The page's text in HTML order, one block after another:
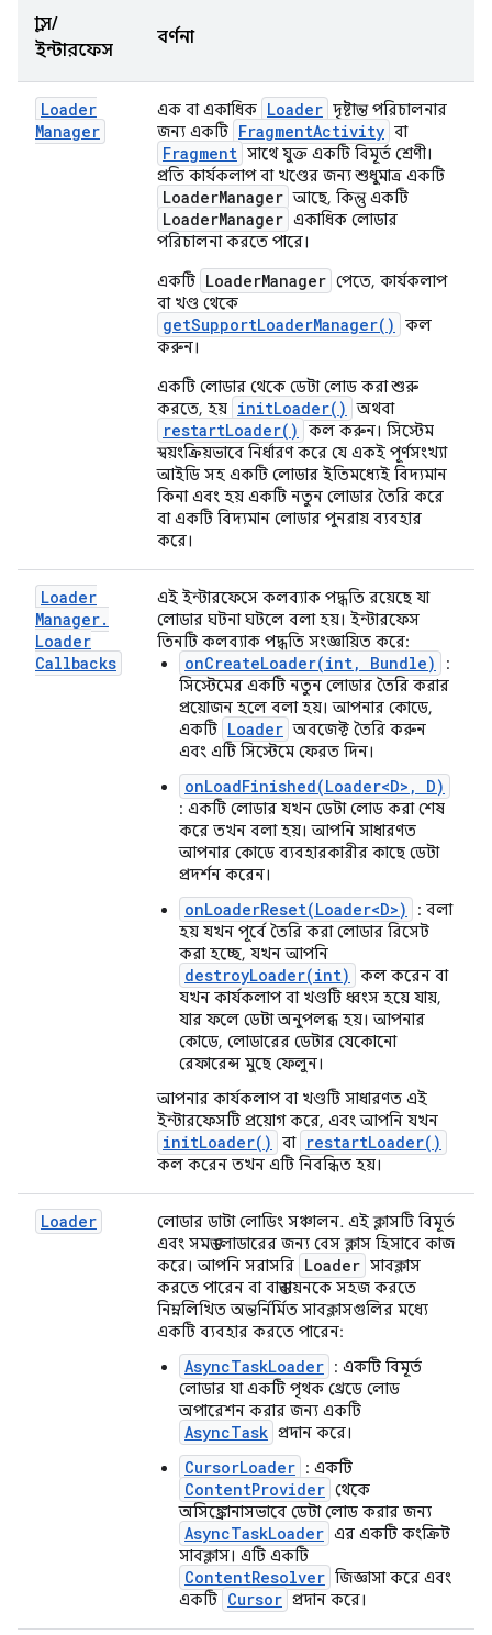
ক্লাস/
ইন্টারফেস
বর্ণনা
Loader
Manager
এক বা একাধিক Loader দৃষ্টান্ত পরিচালনার
জন্য একটি FragmentActivity বা
Fragment সাথে যুক্ত একটি বিমূর্ত শ্রেণী।
প্রতি কার্যকলাপ বা খণ্ডের জন্য শুধুমাত্র একটি
LoaderManager আছে, কিন্তু একটি
LoaderManager একাধিক লোডার
পরিচালনা করতে পারে।
একটি LoaderManager পেতে, কার্যকলাপ
বা খণ্ড থেকে
getSupportLoaderManager()
কল
করুন।
একটি লোডার থেকে ডেটা লোড করা শুরু
করতে, হয় initLoader() অথবা
restartLoader()
কল করুন। সিস্টেম
স্বয়ংক্রিয়ভাবে নির্ধারণ করে যে একই পূর্ণসংখ্যা
আইডি সহ একটি লোডার ইতিমধ্যেই বিদ্যমান
কিনা এবং হয় একটি নতুন লোডার তৈরি করে
বা একটি বিদ্যমান লোডার পুনরায় ব্যবহার
করে।
Loader
Manager.
Loader
Callbacks
এই ইন্টারফেসে কলব্যাক পদ্ধতি রয়েছে যা
লোডার ঘটনা ঘটলে বলা হয়। ইন্টারফেস
তিনটি কলব্যাক পদ্ধতি সংজ্ঞায়িত করে:
onCreateLoader(int, Bundle)
:
সিস্টেমের একটি নতুন লোডার তৈরি করার
প্রয়োজন হলে বলা হয়। আপনার কোডে,
একটি Loader অবজেক্ট তৈরি করুন
এবং এটি সিস্টেমে ফেরত দিন।
onLoadFinished(Loader<D>, D)
: একটি লোডার যখন ডেটা লোড করা শেষ
করে তখন বলা হয়। আপনি সাধারণত
আপনার কোডে ব্যবহারকারীর কাছে ডেটা
প্রদর্শন করেন।
onLoaderReset(Loader<D>)
: বলা
হয় যখন পূর্বে তৈরি করা লোডার রিসেট
করা হচ্ছে, যখন আপনি
destroyLoader(int)
কল করেন বা
যখন কার্যকলাপ বা খণ্ডটি ধ্বংস হয়ে যায়,
যার ফলে ডেটা অনুপলব্ধ হয়। আপনার
কোডে, লোডারের ডেটার যেকোনো
রেফারেন্স মুছে ফেলুন।
আপনার কার্যকলাপ বা খণ্ডটি সাধারণত এই
ইন্টারফেসটি প্রয়োগ করে, এবং আপনি যখন
initLoader( ) বা restartLoader( )
কল করেন তখন এটি নিবন্ধিত হয়।
Loader
লোডার ডাটা লোডিং সঞ্চালন. এই ক্লাসটি বিমূর্ত
এবং সমস্ত লোডারের জন্য বেস ক্লাস হিসাবে কাজ
করে। আপনি সরাসরি Loader সাবক্লাস
করতে পারেন বা বাস্তবায়নকে সহজ করতে
নিম্নলিখিত অন্তর্নির্মিত সাবক্লাসগুলির মধ্যে
একটি ব্যবহার করতে পারেন:
AsyncTaskLoader : একটি বিমূর্ত
লোডার যা একটি পৃথক থ্রেডে লোড
অপারেশন করার জন্য একটি
AsyncTask প্রদান করে।
CursorLoader : একটি
ContentProvider থেকে
অসিঙ্ক্রোনাসভাবে ডেটা লোড করার জন্য
AsyncTaskLoader এর একটি কংক্রিট
সাবক্লাস। এটি একটি
ContentResolver জিজ্ঞাসা করে এবং
একটি Cursor প্রদান করে।